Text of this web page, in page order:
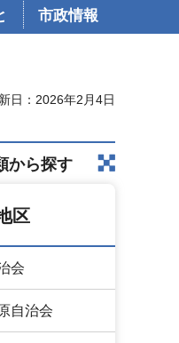
市政情報
日：2026年2月4日
から探す
区
会
自治会